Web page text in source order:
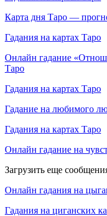
Карта дня Таро —
Гадания на картах Таро
Онлайн гадание
Таро
Гадания на картах Таро
Гадание на любимого
Гадания на картах Таро
Онлайн гадание на
Загрузить еще
Онлайн гадания на
Гадания на циганских